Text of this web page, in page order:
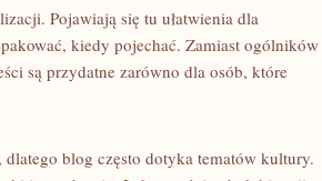
Pojawiają się tu ułatwienia dla
kiedy pojechać. Zamiast ogólników
są przydatne zarówno dla osób, które
blog często dotyka tematów kultury.